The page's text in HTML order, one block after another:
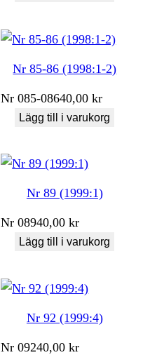
Nr 85-86 (1998:1-2)
Nr 085-08640,00kr
Lägg till i varukorg
Nr 89 (1999:1)
Nr 08940,00kr
Lägg till i varukorg
Nr 92 (1999:4)
Nr 09240,00kr